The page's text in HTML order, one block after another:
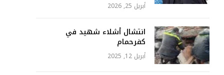
أبريل 25, 2026
انتشال أشلاء شهيد في
كفرحمام
أبريل 12, 2025